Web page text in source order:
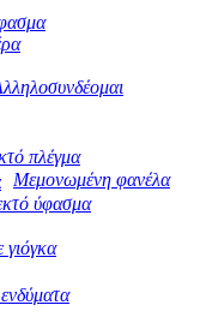
πλέγμα
Μεμονωμένη φανέλα
ύφασμα